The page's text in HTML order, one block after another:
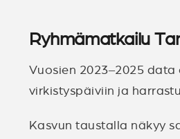
Ryhmämatkailu
Vuosien 2023–2025
virkistyspäiviin ja
Kasvun taustalla näkyy